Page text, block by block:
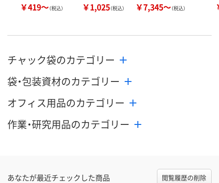
￥419～（税込） ￥1,025（税込） ￥7,345～（税込）
チャック袋のカテゴリー
袋・包装資材のカテゴリー
オフィス用品のカテゴリー
作業・研究用品のカテゴリー
あなたが最近チェックした商品 閲覧履歴の削除